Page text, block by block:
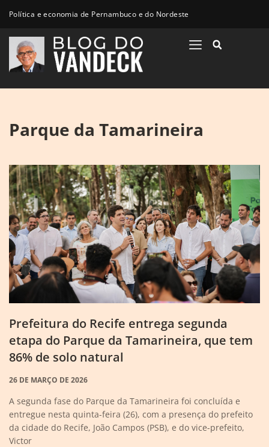
Política e economia de Pernambuco e do Nordeste
Parque da Tamarineira
Prefeitura do Recife entrega segunda
etapa do Parque da Tamarineira, que tem
86% de solo natural
26 DE MARÇO DE 2026
A segunda fase do Parque da Tamarineira foi concluída e
entregue nesta quinta-feira (26), com a presença do prefeito
da cidade do Recife, João Campos (PSB), e do vice-prefeito,
Victor